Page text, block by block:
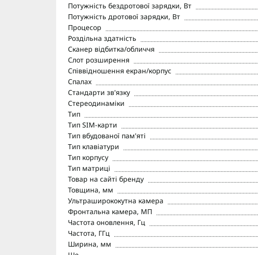
Потужність бездротової зарядки, Вт
Потужність дротової зарядки, Вт
Процесор
Роздільна здатність
Сканер відбитка/обличчя
Слот розширення
Співвідношення екран/корпус
Спалах
Стандарти зв'язку
Стереодинаміки
Тип
Тип SIM-карти
Тип вбудованої пам'яті
Тип клавіатури
Тип корпусу
Тип матриці
Товар на сайті бренду
Товщина, мм
Ультраширококутна камера
Фронтальна камера, МП
Частота оновлення, Гц
Частота, ГГц
Ширина, мм